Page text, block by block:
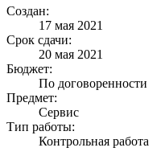
Создан:
17 мая 2021
Срок сдачи:
20 мая 2021
Бюджет:
По договоренности
Предмет:
Сервис
Тип работы:
Контрольная работа